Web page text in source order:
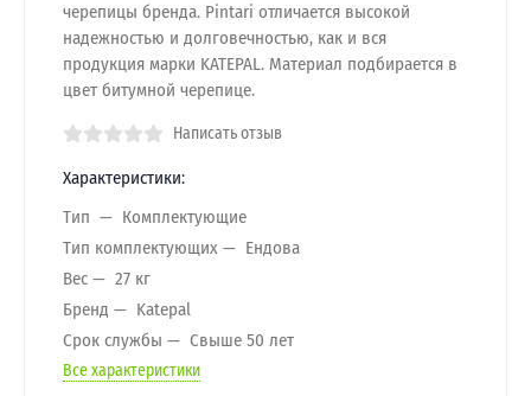
черепицы бренда. Pintari отличается высокой
надежностью и долговечностью, как и вся
продукция марки KATEPAL. Материал подбирается в
цвет битумной черепице.
Написать отзыв
Характеристики:
Тип
Комплектующие
Тип комплектующих
Ендова
Вес
27 кг
Бренд
Katepal
Срок службы
Свыше 50 лет
Все характеристики